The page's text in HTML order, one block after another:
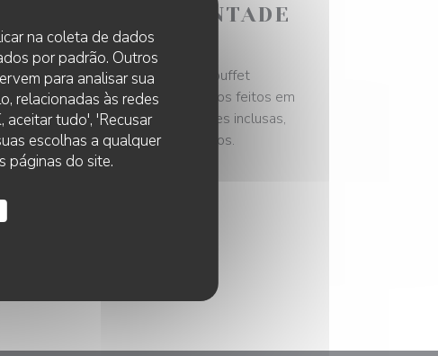
na coleta de dados
por padrão. Outros
para analisar sua
relacionadas às redes
aceitar tudo', 'Recusar
escolhas a qualquer
páginas do site.
BRUNCH À VONTADE
venha descobrir nosso brunch buffet
em Rouen: pratos doces e salgados feitos em
com sucos e bebidas quentes inclusas,
delicioso em família ou com amigos.